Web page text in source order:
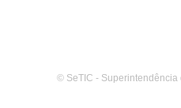
© SeTIC - Superintendência